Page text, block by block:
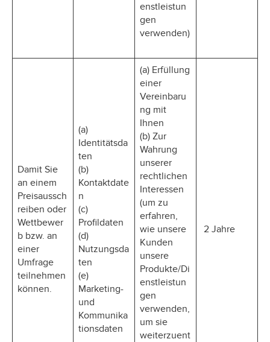
enstleistun
gen
verwenden)
Damit Sie
an einem
Preisaussch
reiben oder
Wettbewer
b bzw. an
einer
Umfrage
teilnehmen
können.
(a)
Identitätsda
ten
(b)
Kontaktdate
n
(c)
Profildaten
(d)
Nutzungsda
ten
(e)
Marketing-
und
Kommunika
tionsdaten
(a) Erfüllung
einer
Vereinbaru
ng mit
Ihnen
(b) Zur
Wahrung
unserer
rechtlichen
Interessen
(um zu
erfahren,
wie unsere
Kunden
unsere
Produkte/Di
enstleistun
gen
verwenden,
um sie
weiterzuent
2 Jahre